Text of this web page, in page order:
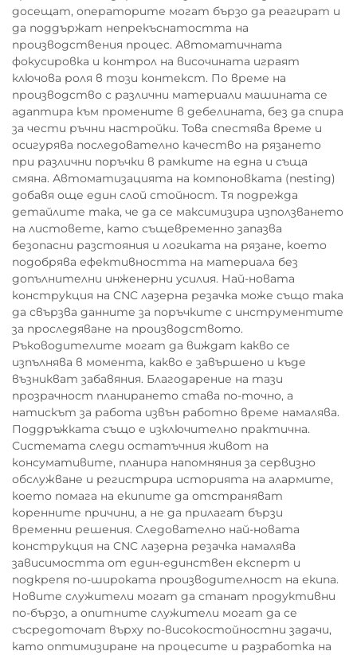
досещат, операторите могат бързо да реагират и
да поддържат непрекъснатостта на
производствения процес. Автоматичната
фокусировка и контрол на височината играят
ключова роля в този контекст. По време на
производство с различни материали машината се
адаптира към промените в дебелината, без да спира
за чести ръчни настройки. Това спестява време и
осигурява последователно качество на рязането
при различни поръчки в рамките на една и съща
смяна. Автоматизацията на компоновката (nesting)
добавя още един слой стойност. Тя подрежда
детайлите така, че да се максимизира използването
на листовете, като същевременно запазва
безопасни разстояния и логиката на рязане, което
подобрява ефективността на материала без
допълнителни инженерни усилия. Най-новата
конструкция на CNC лазерна резачка може също така
да свързва данните за поръчките с инструментите
за проследяване на производството.
Ръководителите могат да виждат какво се
изпълнява в момента, какво е завършено и къде
възникват забавяния. Благодарение на тази
прозрачност планирането става по-точно, а
натискът за работа извън работно време намалява.
Поддръжката също е изключително практична.
Системата следи остатъчния живот на
консумативите, планира напомняния за сервизно
обслужване и регистрира историята на алармите,
което помага на екипите да отстраняват
коренните причини, а не да прилагат бързи
временни решения. Следователно най-новата
конструкция на CNC лазерна резачка намалява
зависимостта от един-единствен експерт и
подкрепя по-широката производителност на екипа.
Новите служители могат да станат продуктивни
по-бързо, а опитните служители могат да се
съсредоточат върху по-високостойностни задачи,
като оптимизиране на процесите и разработка на